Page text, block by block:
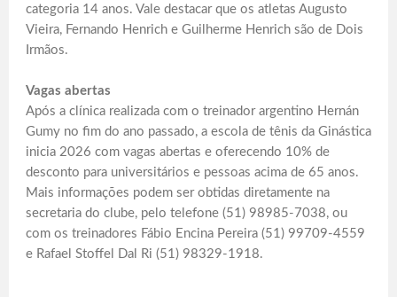
categoria 14 anos. Vale destacar que os atletas Augusto
Vieira, Fernando Henrich e Guilherme Henrich são de Dois
Irmãos.
Vagas abertas
Após a clínica realizada com o treinador argentino Hernán
Gumy no fim do ano passado, a escola de tênis da Ginástica
inicia 2026 com vagas abertas e oferecendo 10% de
desconto para universitários e pessoas acima de 65 anos.
Mais informações podem ser obtidas diretamente na
secretaria do clube, pelo telefone (51) 98985-7038, ou
com os treinadores Fábio Encina Pereira (51) 99709-4559
e Rafael Stoffel Dal Ri (51) 98329-1918.